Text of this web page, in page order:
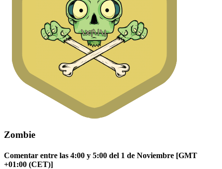
Zombie
Comentar entre las 4:00 y 5:00 del 1 de Noviembre [GMT
+01:00 (CET)]